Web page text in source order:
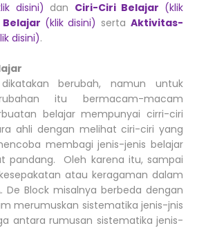
disini) dan Ciri-Ciri Belajar (klik
(klik disini) sertaAktivitas-
disini).
berubah, namun untuk
itu bermacam-macam
belajar mempunyai cirri-ciri
ahli dengan melihat ciri-ciri yang
membagi jenis-jenis belajar
pandang. Oleh karena itu, sampai
atau keragaman dalam
Block misalnya berbeda dengan
merumuskan sistematika jenis-jnis
antara rumusan sistematika jenis-